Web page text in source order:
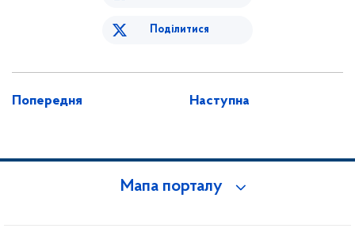
Поділитися
Попередня Наступна
Мапа порталу